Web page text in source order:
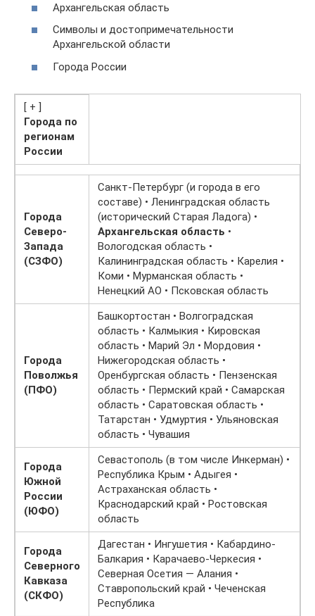
Архангельская область
Символы и достопримечательности
Архангельской области
Города России
[ + ]
Города по
регионам
России
Города
Северо-
Запада
(СЗФО)
Санкт-Петербург (и города в его
составе) • Ленинградская область
(исторический Старая Ладога) •
Архангельская область •
Вологодская область •
Калининградская область • Карелия •
Коми • Мурманская область •
Ненецкий АО • Псковская область
Города
Поволжья
(ПФО)
Башкортостан • Волгоградская
область • Калмыкия • Кировская
область • Марий Эл • Мордовия •
Нижегородская область •
Оренбургская область • Пензенская
область • Пермский край • Самарская
область • Саратовская область •
Татарстан • Удмуртия • Ульяновская
область • Чувашия
Города
Южной
России
(ЮФО)
Севастополь (в том числе Инкерман) •
Республика Крым • Адыгея •
Астраханская область •
Краснодарский край • Ростовская
область
Города
Северного
Кавказа
(СКФО)
Дагестан • Ингушетия • Кабардино-
Балкария • Карачаево-Черкесия •
Северная Осетия — Алания •
Ставропольский край • Чеченская
Республика